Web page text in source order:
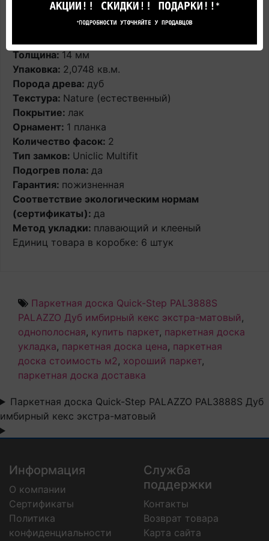
Коллекция:PALAZZO
Длина доски:182 см
Толщина: 14 мм
Упаковка: 2,0748 кв.м.
Порода древа: дуб
Текстура: Nature (естественный)
Покрытие: лак
Орнамент: 1 планка
Количество фасок: 2
Тип замков: Uniclic Multifit
Подогрев пола: да
Гарантия: пожизненная
Соответствие экологическим нормам
(сертификаты): да
Метод укладки: плавающий и клееный
Единиц товара в коробке: 6 штук
Паркетная доска Quick-Step PAL3888S
PALAZZO Дуб имбирный кекс экстра-матовый,
однополосная, купить паркет, паркетная доска
укладка, паркетная доска цена, паркетная
доска стоимость м2, хороший паркет,
паркетная доска доставка
Паркетная доска Quick-Step PALAZZO PAL3888S Дуб
имбирный кекс экстра-матовый
Информация
О компании
Сертификаты
Политика
конфиденциальности
Служба
поддержки
Контакты
Возврат товара
Карта сайта